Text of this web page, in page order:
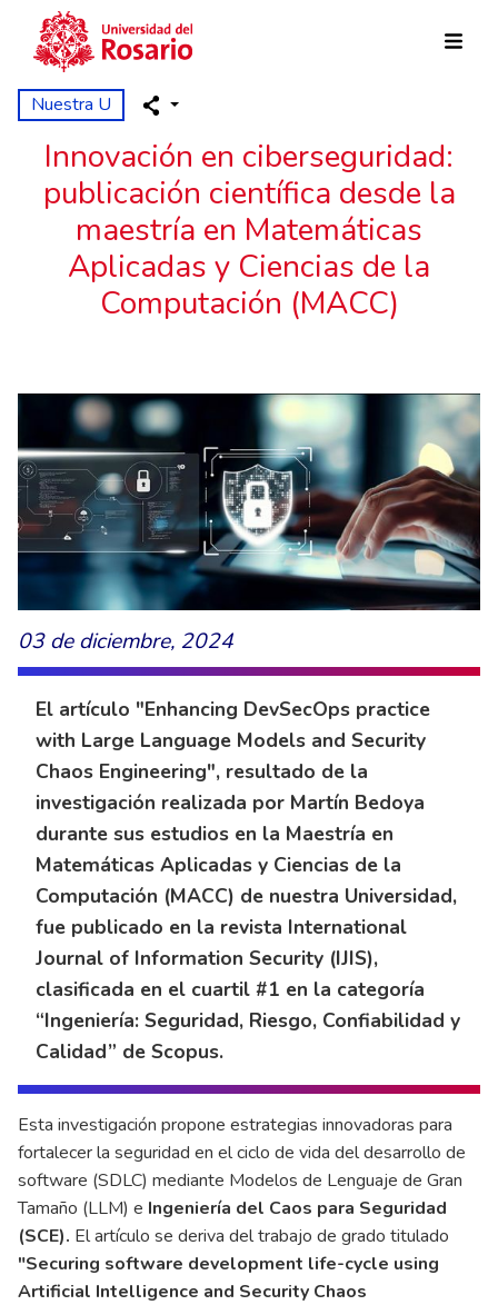
Pasar al contenido principal
Nuestra U
Innovación en ciberseguridad:
publicación científica desde la
maestría en Matemáticas
Aplicadas y Ciencias de la
Computación (MACC)
03 de diciembre, 2024
El artículo "Enhancing DevSecOps practice
with Large Language Models and Security
Chaos Engineering", resultado de la
investigación realizada por Martín Bedoya
durante sus estudios en la Maestría en
Matemáticas Aplicadas y Ciencias de la
Computación (MACC) de nuestra Universidad,
fue publicado en la revista International
Journal of Information Security (IJIS),
clasificada en el cuartil #1 en la categoría
“Ingeniería: Seguridad, Riesgo, Confiabilidad y
Calidad” de Scopus.
Esta investigación propone estrategias innovadoras para
fortalecer la seguridad en el ciclo de vida del desarrollo de
software (SDLC) mediante Modelos de Lenguaje de Gran
Tamaño (LLM) e Ingeniería del Caos para Seguridad
(SCE). El artículo se deriva del trabajo de grado titulado
"Securing software development life-cycle using
Artificial Intelligence and Security Chaos